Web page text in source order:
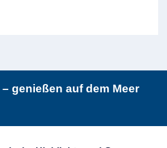
genießen auf dem Meer